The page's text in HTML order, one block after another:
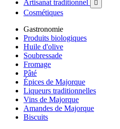
Artisanat traditionnel 
Cosmétiques
Gastronomie
Produits biologiques
Huile d'olive
Soubressade
Fromage
Pâté
Épices de Majorque
Liqueurs traditionnelles
Vins de Majorque
Amandes de Majorque
Biscuits